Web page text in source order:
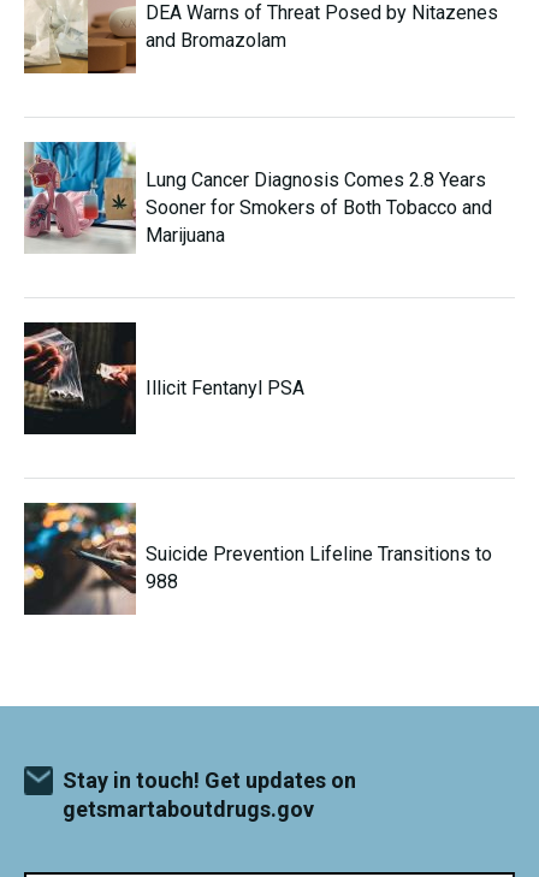
DEA Warns of Threat Posed by Nitazenes
and Bromazolam
Lung Cancer Diagnosis Comes 2.8 Years
Sooner for Smokers of Both Tobacco and
Marijuana
Illicit Fentanyl PSA
Suicide Prevention Lifeline Transitions to
988
Stay in touch! Get updates on
getsmartaboutdrugs.gov